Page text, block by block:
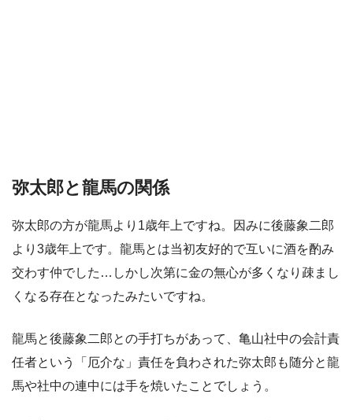
弥太郎と龍馬の関係
弥太郎の方が龍馬より1歳年上ですね。因みに後藤象二郎
より3歳年上です。龍馬とは当初友好的で互いに酒を酌み
交わす仲でした…しかし次第に金の無心が多くなり疎まし
くなる存在となったみたいですね。
龍馬と後藤象二郎との手打ちがあって、亀山社中の会計責
任者という「厄介な」責任を負わされた弥太郎も随分と龍
馬や社中の連中には手を焼いたことでしょう。